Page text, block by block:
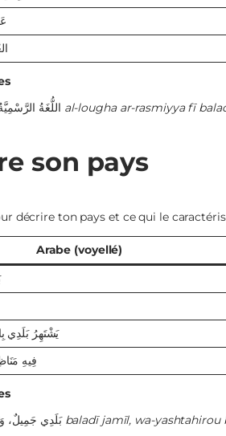
al-lougha ar-rasmiyya fī
son pays
décrire ton pays et ce qui le
Arabe (voyellé)
يَشْتَهِرُ بَلَدِي
فِيهِ
بَلَدِي جَمِيلٌ، وَيَشْتَهِرُ بِمَنَاظِرِهِ الطَّبِيعِيَّةِ baladī jamīl, wa-